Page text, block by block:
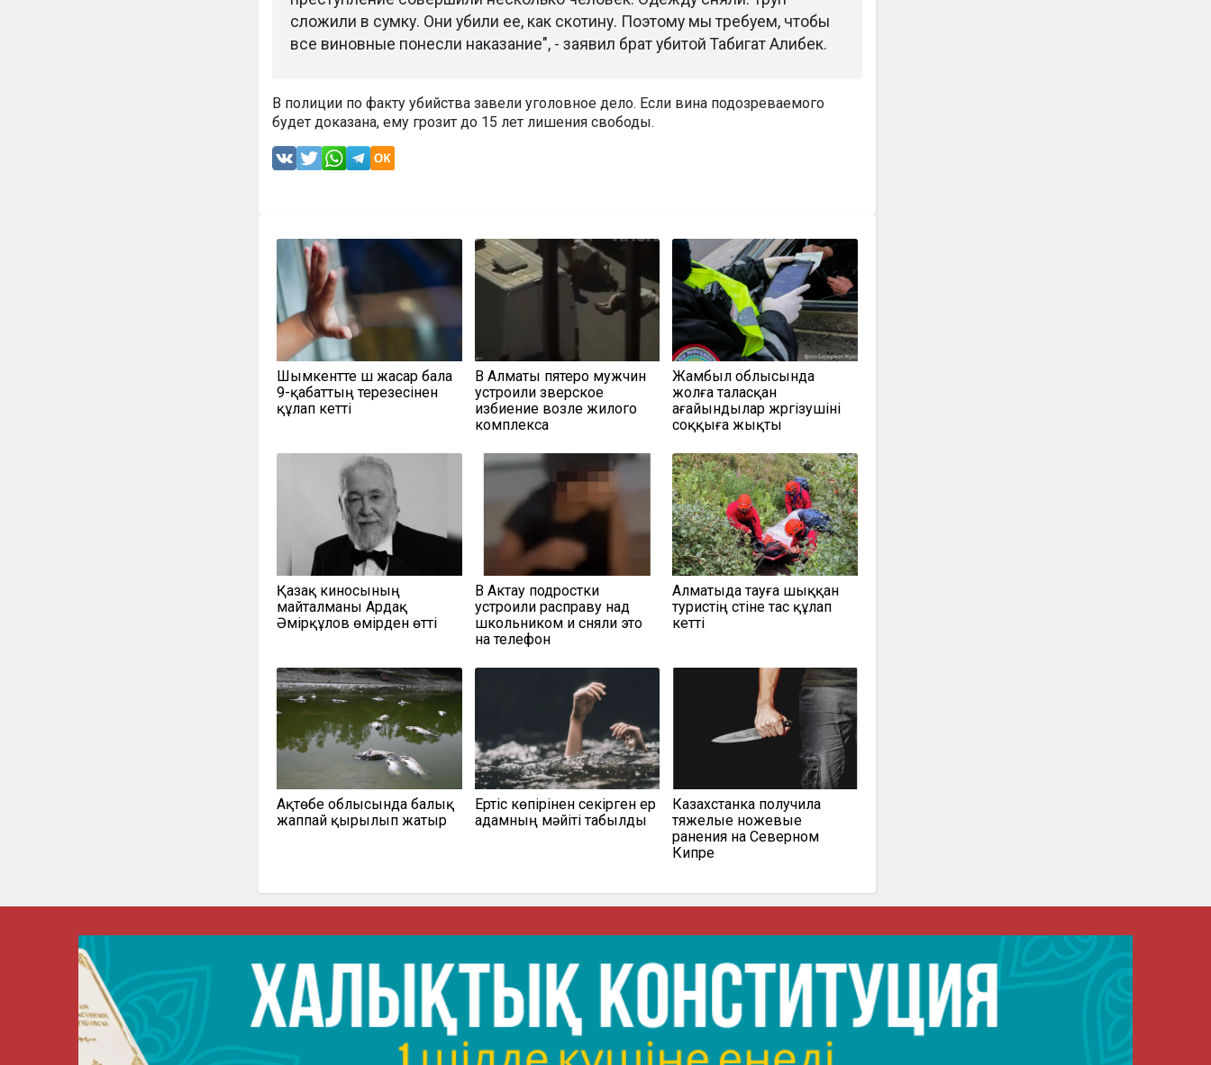
сложили в сумку. Они убили ее, как скотину. Поэтому мы требуем, чтобы
все виновные понесли наказание", - заявил брат убитой Табигат Алибек.
В полиции по факту убийства завели уголовное дело. Если вина подозреваемого
будет доказана, ему грозит до 15 лет лишения свободы.
Шымкентте үш жасар бала
9-қабаттың терезесінен
құлап кетті
В Алматы пятеро мужчин
устроили зверское
избиение возле жилого
комплекса
Жамбыл облысында
жолға таласқан
ағайындылар жүргізушіні
соққыға жықты
Қазақ киносының
майталманы Ардақ
Әмірқұлов өмірден өтті
В Актау подростки
устроили расправу над
школьником и сняли это
на телефон
Алматыда тауға шыққан
туристің үстіне тас құлап
кетті
Ақтөбе облысында балық
жаппай қырылып жатыр
Ертіс көпірінен секірген ер
адамның мәйіті табылды
Казахстанка получила
тяжелые ножевые
ранения на Северном
Кипре